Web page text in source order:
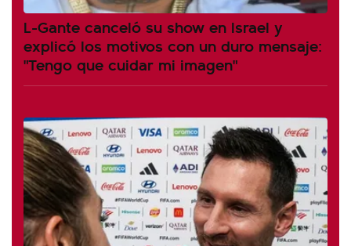
L-Gante canceló su show en Israel y
explicó los motivos con un duro mensaje:
"Tengo que cuidar mi imagen"